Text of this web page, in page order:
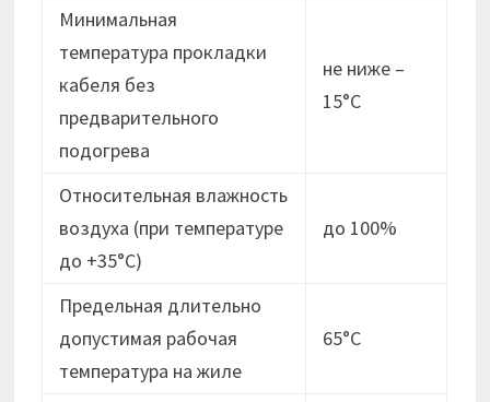
Минимальная
температура прокладки
кабеля без
предварительного
подогрева
не ниже –
15°C
Относительная влажность
воздуха (при температуре
до +35°С)
до 100%
Предельная длительно
допустимая рабочая
температура на жиле
65°С